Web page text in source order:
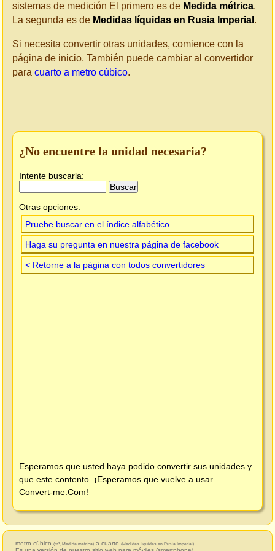
sistemas de medición El primero es de Medida métrica.
La segunda es de Medidas líquidas en Rusia Imperial .
Si necesita convertir otras unidades, comience con la
página de inicio. También puede cambiar al convertidor
para cuarto a metro cúbico.
¿No encuentre la unidad necesaria?
Intente buscarla:
Otras opciones:
Pruebe buscar en el índice alfabético
Haga su pregunta en nuestra página de facebook
< Retorne a la página con todos convertidores
Esperamos que usted haya podido convertir sus unidades y
que este contento. ¡Esperamos que vuelve a usar
Convert-me.Com!
metro cúbico (m³, Medida métrica) a cuarto (Medidas líquidas en Rusia Imperial)